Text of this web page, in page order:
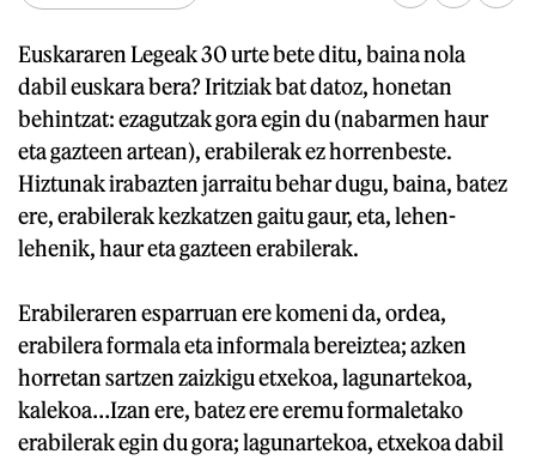
Euskararen Legeak 30 urte bete ditu, baina nola
dabil euskara bera? Iritziak bat datoz, honetan
behintzat: ezagutzak gora egin du (nabarmen haur
eta gazteen artean), erabilerak ez horrenbeste.
Hiztunak irabazten jarraitu behar dugu, baina, batez
ere, erabilerak kezkatzen gaitu gaur, eta, lehen-
lehenik, haur eta gazteen erabilerak.
Erabileraren esparruan ere komeni da, ordea,
erabilera formala eta informala bereiztea; azken
horretan sartzen zaizkigu etxekoa, lagunartekoa,
kalekoa…Izan ere, batez ere eremu formaletako
erabilerak egin du gora; lagunartekoa, etxekoa dabil